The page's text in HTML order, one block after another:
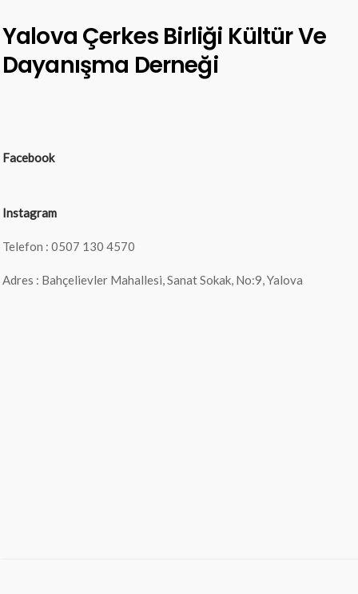
Yalova Çerkes Birliği Kültür Ve
Dayanışma Derneği
Facebook
Instagram
Telefon : 0507 130 4570
Adres : Bahçelievler Mahallesi, Sanat Sokak, No:9, Yalova